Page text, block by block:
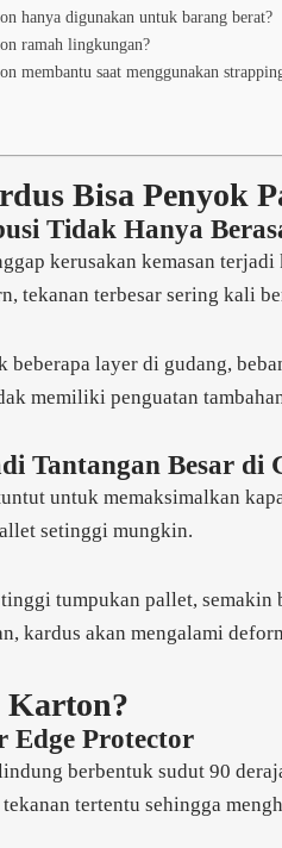
hanya digunakan untuk barang berat?
ramah lingkungan?
membantu saat menggunakan
Bisa Penyok
Tidak Hanya
kerusakan kemasan
tekanan terbesar sering kali
layer di gudang,
memiliki penguatan
Tantangan Besar di
untuk memaksimalkan
setinggi mungkin.
tumpukan pallet,
kardus akan mengalami
Edge Protector
berbentuk sudut 90
tertentu sehingga